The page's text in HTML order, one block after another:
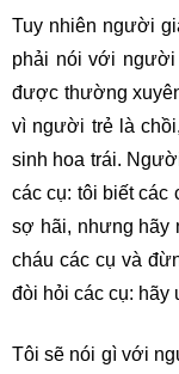
Tuy nhiên người
phải nói với người
được thường
vì người trẻ là
sinh hoa trái.
các cụ: tôi biết các
sợ hãi, nhưng hãy
cháu các cụ và
đòi hỏi các cụ: hãy
Tôi sẽ nói gì với